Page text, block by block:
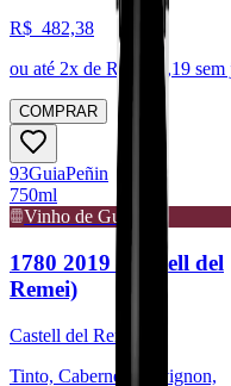
R$ 482,38
ou até 2x de R$ 241,19 sem
COMPRAR
93GuiaPeñin
750ml
Vinho de Guarda
1780 2019 (Castell del
Remei)
Castell del Remei
Tinto, Cabernet Sauvignon,